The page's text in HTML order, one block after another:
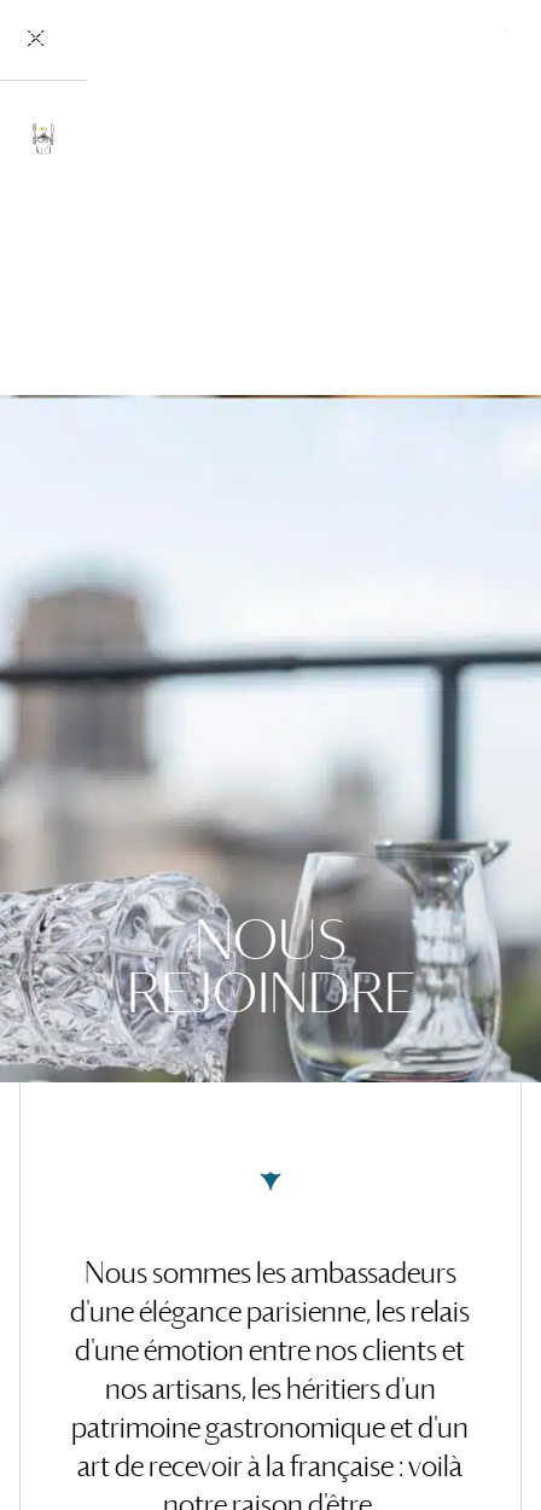
NOUS
REJOINDRE
Noussommeslesambassadeurs
d'uneéléganceparisienne,lesrelais
d'uneémotionentrenosclientset
nosartisans,leshéritiersd'un
patrimoinegastronomiqueetd'un
artderecevoiràlafrançaise:voilà